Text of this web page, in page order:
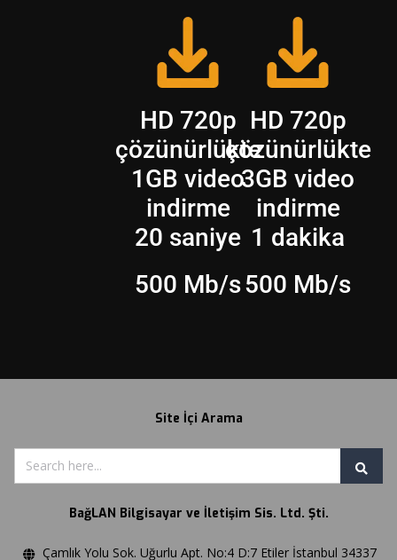
HD 720p
çözünürlükte
1GB video
indirme
20 saniye
500 Mb/s
HD 720p
çözünürlükte
3GB video
indirme
1 dakika
500 Mb/s
Site İçi Arama
BağLAN Bilgisayar ve İletişim Sis. Ltd. Şti.
Çamlık Yolu Sok. Uğurlu Apt. No:4 D:7 Etiler İstanbul 34337